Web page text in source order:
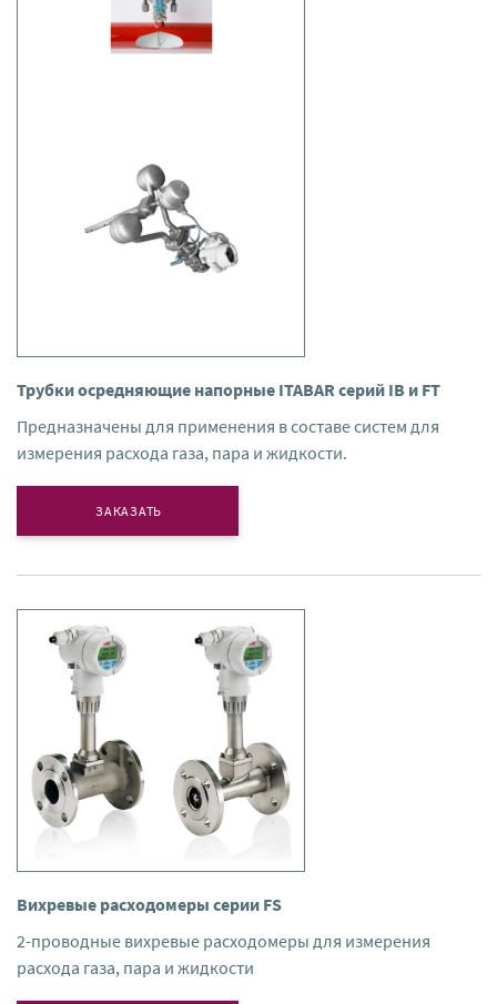
Трубки осредняющие напорные ITABAR серий IB и FT
Предназначены для применения в составе систем для
измерения расхода газа, пара и жидкости.
ЗАКАЗАТЬ
Вихревые расходомеры серии FS
2-проводные вихревые расходомеры для измерения
расхода газа, пара и жидкости